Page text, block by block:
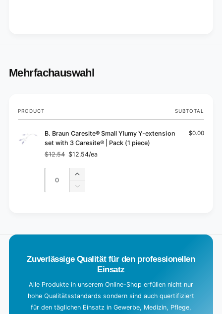
Mehrfachauswahl
Your
cart
PRODUCT SUBTOTAL
B. Braun Caresite® Small Ylumy Y-extension
set with 3 Caresite® | Pack (1 piece)
Regular
price
$12.54
Sale
price
$12.54/ea
$0.00
Quantity
Increase
quantity
Decrease
a
Zuverlässige Qualität für den professionellen
Einsatz
Alle Produkte in unserem Online-Shop erfüllen nicht nur
hohe Qualitätsstandards sondern sind auch quertifiziert
für den täglichen Einsatz in Gewerbe, Medizin, Pflege,